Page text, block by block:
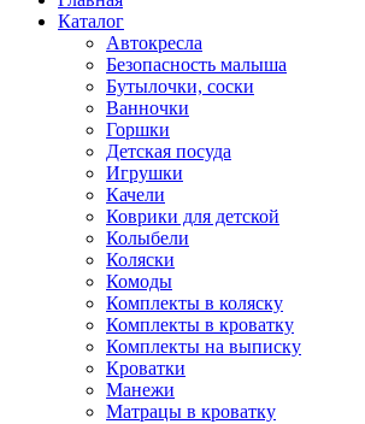
Каталог
Автокресла
Безопасность малыша
Бутылочки, соски
Ванночки
Горшки
Детская посуда
Игрушки
Качели
Коврики для детской
Колыбели
Коляски
Комоды
Комплекты в коляску
Комплекты в кроватку
Комплекты на выписку
Кроватки
Манежи
Матрацы в кроватку